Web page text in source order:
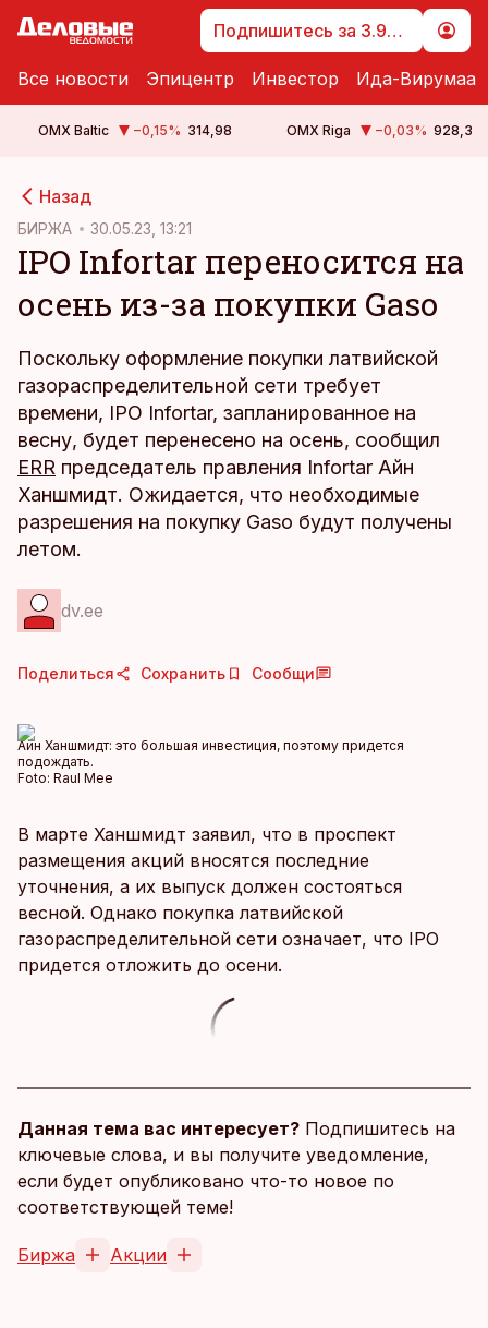
Подпишитесь за 3.99 €
Все новости Эпицентр Инвестор Ида-Вирумаа
OMX Baltic −0,15% 314,98 OMX Riga −0,03% 928,3
Назад
БИРЖА 30.05.23, 13:21
IPO Infortar переносится на
осень из-за покупки Gaso
Поскольку оформление покупки латвийской
газораспределительной сети требует
времени, IPO Infortar, запланированное на
весну, будет перенесено на осень, сообщил
ERR председатель правления Infortar Айн
Ханшмидт. Ожидается, что необходимые
разрешения на покупку Gaso будут получены
летом.
dv.ee
Поделиться Сохранить Сообщи
Айн Ханшмидт: это большая инвестиция, поэтому придется
подождать.
Foto: Raul Mee
В марте Ханшмидт заявил, что в проспект
размещения акций вносятся последние
уточнения, а их выпуск должен состояться
весной. Однако покупка латвийской
газораспределительной сети означает, что IPO
придется отложить до осени.
Данная тема вас интересует? Подпишитесь на
ключевые слова, и вы получите уведомление,
если будет опубликовано что-то новое по
соответствующей теме!
Биржа Акции